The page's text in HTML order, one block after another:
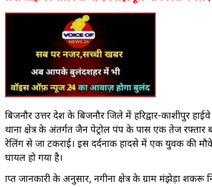
बिजनौर उत्तर प्रदेश के बिजनौर जिले में हरिद्वार-
थाना क्षेत्र के अंतर्गत जैन पेट्रोल पंप के पास एक तेज
रेलिंग से जा टकराई। इस दर्दनाक हादसे में एक युवक की
घायल हो गया है।
प्राप्त जानकारी के अनुसार, नगीना क्षेत्र के ग्राम मंझेड़ा